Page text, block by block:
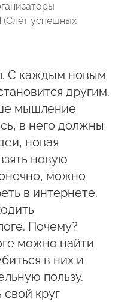
успешных
С каждым новым
другим.
мышление
в него должны
новая
новую
можно
в интернете.
Почему?
можно найти
в них и
пользу.
круг